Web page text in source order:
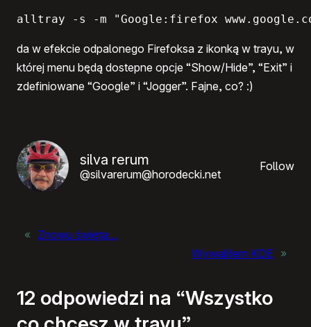
alltray -s -m "Google:firefox
da w efekcie odpalonego Firefoksa z ikonką w trayu, w
której menu będą dostepne opcje “Show/Hide”, “Exit” i
zdefiniowane “Google” i “Jogger”. Fajne, co? :)
silva rerum
@silvarerum@horodecki.net
Follow
« Znowu święta…
Wywaliłem KDE »
12 odpowiedzi na “Wszystko